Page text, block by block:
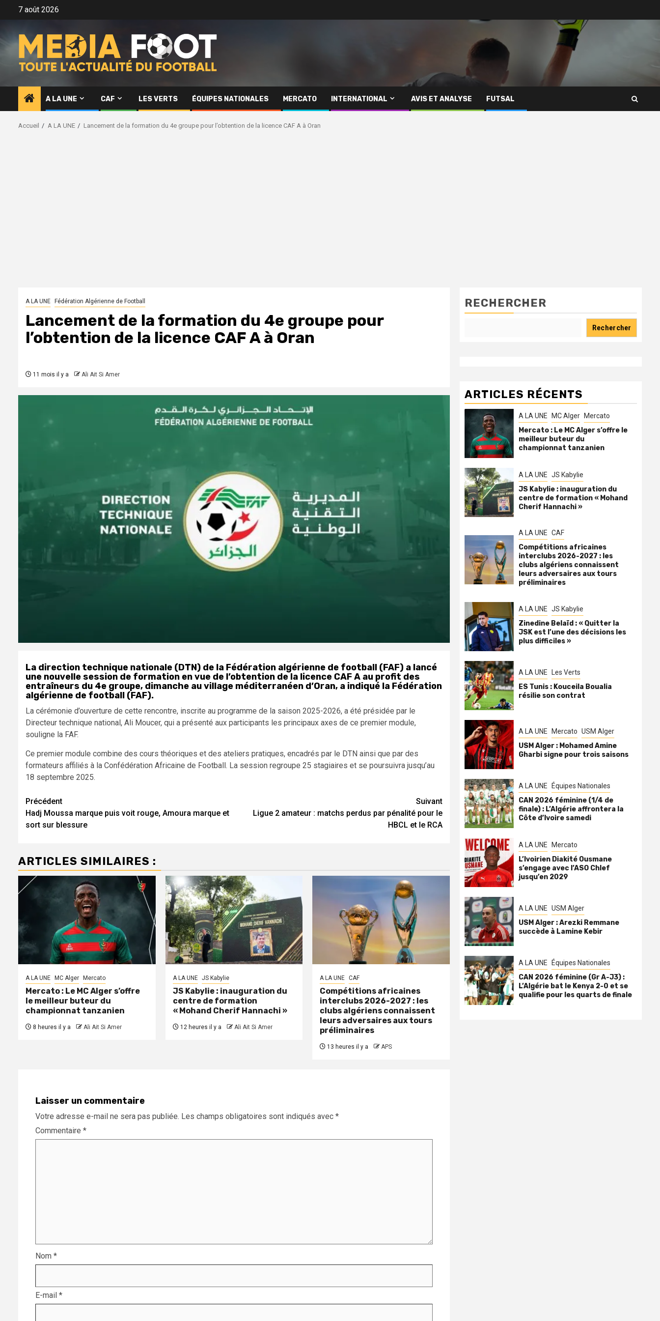
7 août 2026
A LA UNE CAF LES VERTS ÉQUIPES NATIONALES MERCATO INTERNATIONAL AVIS ET ANALYSE FUTSAL
Accueil A LA UNE Lancement de la formation du 4e groupe pour l’obtention de la licence CAF A à Oran
A LA UNE Fédération Algérienne de Football
Lancement de la formation du 4e groupe pour
l’obtention de la licence CAF A à Oran
11 mois il y a Ali Ait Si Amer
La direction technique nationale (DTN) de la Fédération algérienne de football (FAF) a lancé
une nouvelle session de formation en vue de l’obtention de la licence CAF A au profit des
entraîneurs du 4e groupe, dimanche au village méditerranéen d’Oran, a indiqué la Fédération
algérienne de football (FAF).
La cérémonie d’ouverture de cette rencontre, inscrite au programme de la saison 2025-2026, a été présidée par le
Directeur technique national, Ali Moucer, qui a présenté aux participants les principaux axes de ce premier module,
souligne la FAF.
Ce premier module combine des cours théoriques et des ateliers pratiques, encadrés par le DTN ainsi que par des
formateurs affiliés à la Confédération Africaine de Football. La session regroupe 25 stagiaires et se poursuivra jusqu’au
18 septembre 2025.
Navigation
d’article
Précédent
Hadj Moussa marque puis voit rouge, Amoura marque et
sort sur blessure
Suivant
Ligue 2 amateur : matchs perdus par pénalité pour le
HBCL et le RCA
ARTICLES SIMILAIRES :
A LA UNE MC Alger Mercato
Mercato : Le MC Alger s’offre
le meilleur buteur du
championnat tanzanien
8 heures il y a Ali Ait Si Amer
A LA UNE JS Kabylie
JS Kabylie : inauguration du
centre de formation
« Mohand Cherif Hannachi »
12 heures il y a Ali Ait Si Amer
A LA UNE CAF
Compétitions africaines
interclubs 2026-2027 : les
clubs algériens connaissent
leurs adversaires aux tours
préliminaires
13 heures il y a APS
Laisser un commentaire
Votre adresse e-mail ne sera pas publiée. Les champs obligatoires sont indiqués avec *
Commentaire *
Nom *
E-mail *
RECHERCHER
Rechercher
ARTICLES RÉCENTS
A LA UNE MC Alger Mercato
Mercato : Le MC Alger s’offre le
meilleur buteur du
championnat tanzanien
A LA UNE JS Kabylie
JS Kabylie : inauguration du
centre de formation « Mohand
Cherif Hannachi »
A LA UNE CAF
Compétitions africaines
interclubs 2026-2027 : les
clubs algériens connaissent
leurs adversaires aux tours
préliminaires
A LA UNE JS Kabylie
Zinedine Belaïd : « Quitter la
JSK est l’une des décisions les
plus difficiles »
A LA UNE Les Verts
ES Tunis : Kouceila Boualia
résilie son contrat
A LA UNE Mercato USM Alger
USM Alger : Mohamed Amine
Gharbi signe pour trois saisons
A LA UNE Équipes Nationales
CAN 2026 féminine (1/4 de
finale) : L’Algérie affrontera la
Côte d’Ivoire samedi
A LA UNE Mercato
L’Ivoirien Diakité Ousmane
s’engage avec l’ASO Chlef
jusqu’en 2029
A LA UNE USM Alger
USM Alger : Arezki Remmane
succède à Lamine Kebir
A LA UNE Équipes Nationales
CAN 2026 féminine (Gr A-J3) :
L’Algérie bat le Kenya 2-0 et se
qualifie pour les quarts de finale